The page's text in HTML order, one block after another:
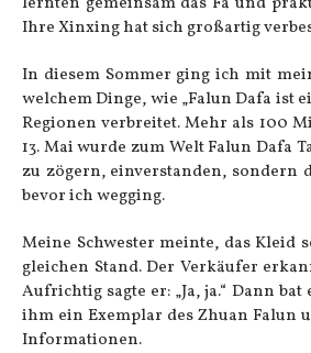
Ihre Xinxing hat sich großartig
In diesem Sommer ging ich mit
welchem Dinge, wie „Falun Dafa ist
Regionen verbreitet. Mehr als 100
13. Mai wurde zum Welt Falun Dafa
zu zögern, einverstanden, sondern
bevor ich wegging.
Meine Schwester meinte, das Kleid
gleichen Stand. Der Verkäufer
Aufrichtig sagte er: „Ja, ja.“ Dann
ihm ein Exemplar des Zhuan Falun
Informationen.